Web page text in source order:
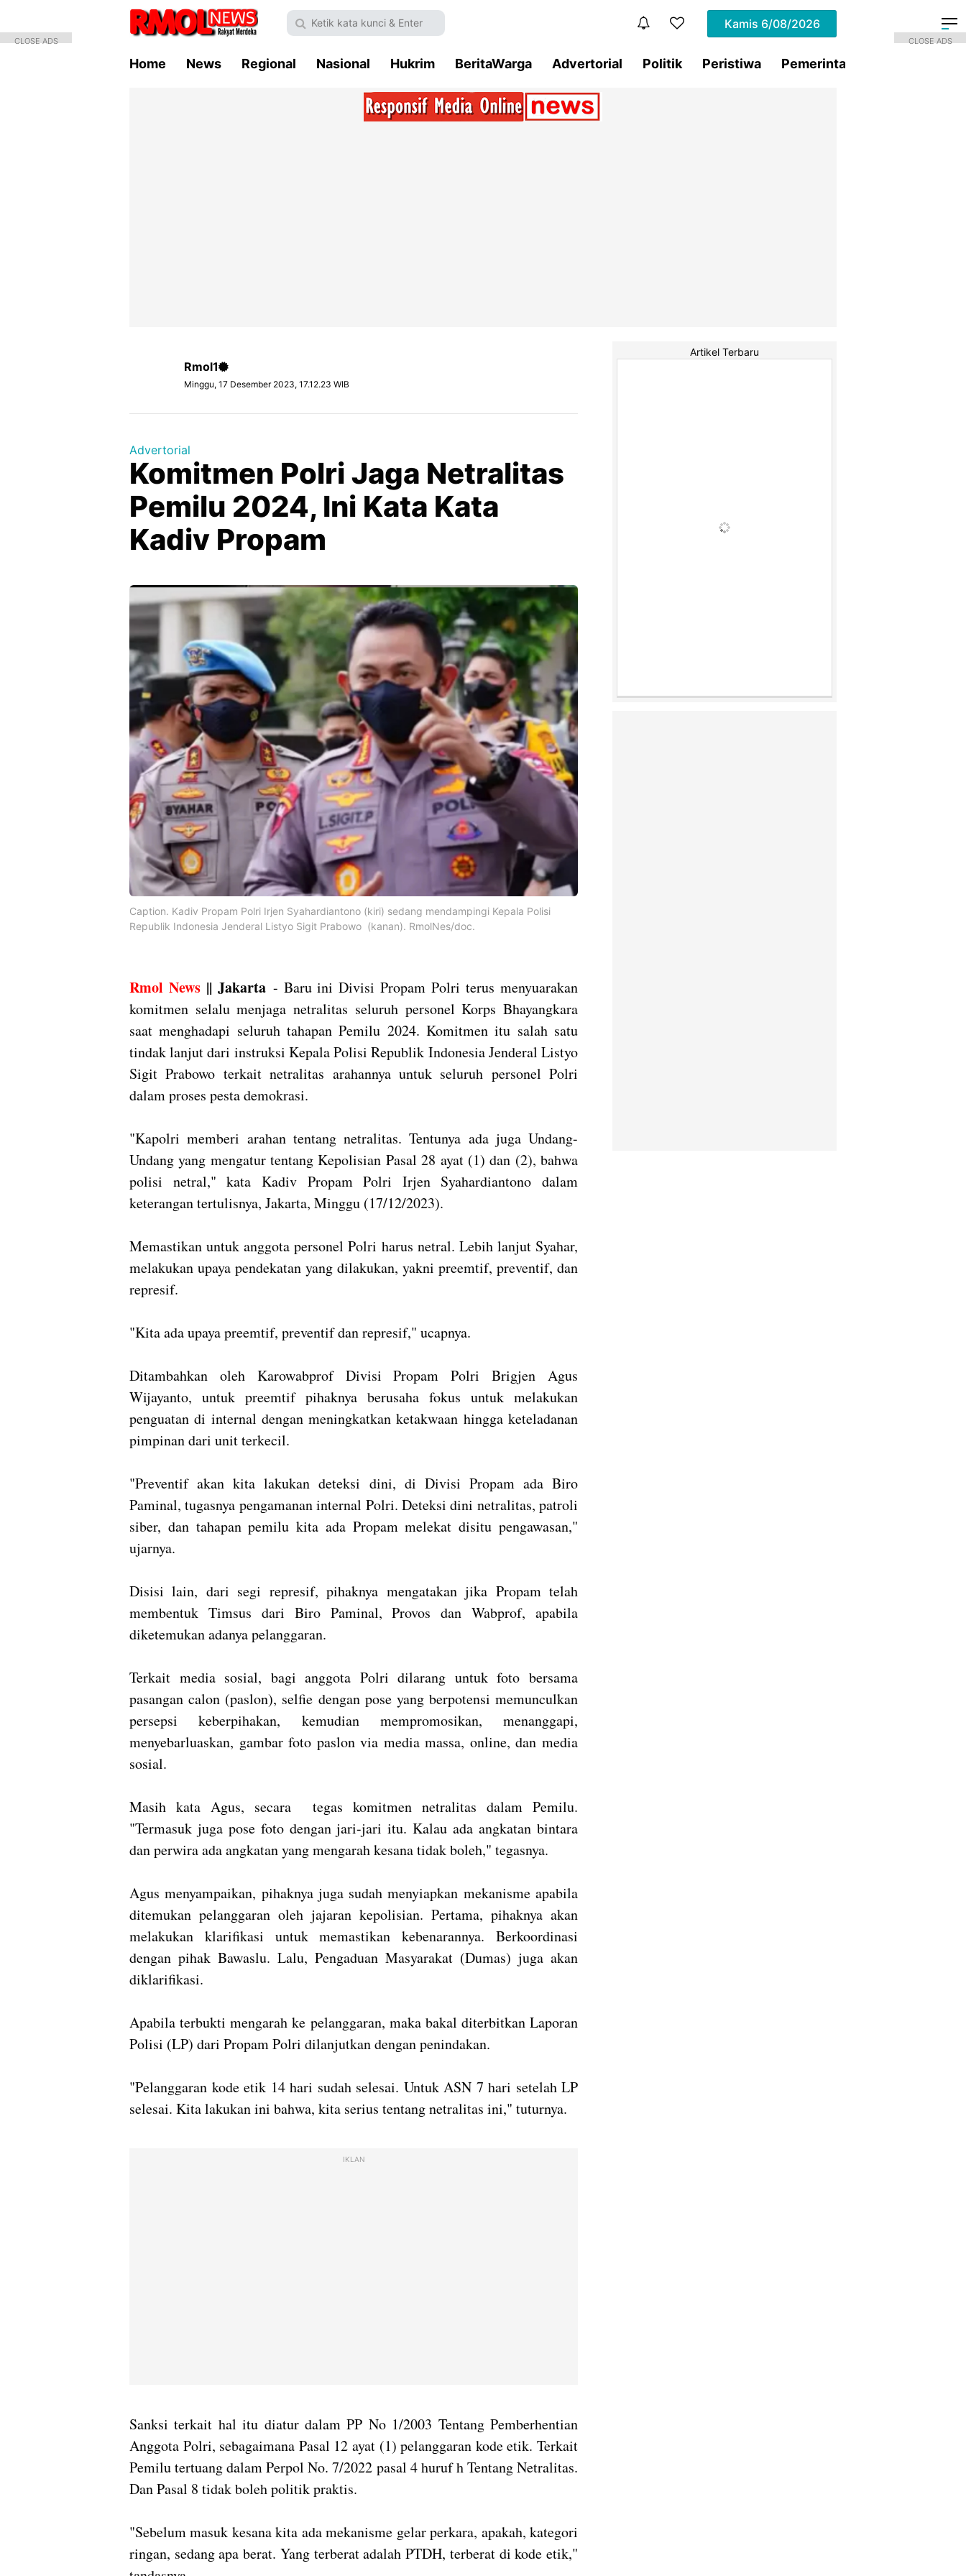
Kamis 6/08/2026
Home News Regional Nasional Hukrim BeritaWarga Advertorial Politik Peristiwa Pemerintahan
Rmol1
Minggu, 17 Desember 2023, 17.12.23 WIB
Advertorial
Komitmen Polri Jaga Netralitas
Pemilu 2024, Ini Kata Kata
Kadiv Propam
Caption. Kadiv Propam Polri Irjen Syahardiantono (kiri) sedang mendampingi Kepala Polisi
Republik Indonesia Jenderal Listyo Sigit Prabowo (kanan). RmolNes/doc.
Rmol News|| Jakarta - Baru ini Divisi Propam Polri terus menyuarakan
komitmen selalu menjaga netralitas seluruh personel Korps Bhayangkara
saat menghadapi seluruh tahapan Pemilu 2024. Komitmen itu salah satu
tindak lanjut dari instruksi Kepala Polisi Republik Indonesia Jenderal Listyo
Sigit Prabowo terkait netralitas arahannya untuk seluruh personel Polri
dalam proses pesta demokrasi.
"Kapolri memberi arahan tentang netralitas. Tentunya ada juga Undang-
Undang yang mengatur tentang Kepolisian Pasal 28 ayat (1) dan (2), bahwa
polisi netral," kata Kadiv Propam Polri Irjen Syahardiantono dalam
keterangan tertulisnya, Jakarta, Minggu (17/12/2023).
Memastikan untuk anggota personel Polri harus netral. Lebih lanjut Syahar,
melakukan upaya pendekatan yang dilakukan, yakni preemtif, preventif, dan
represif.
"Kita ada upaya preemtif, preventif dan represif," ucapnya.
Ditambahkan oleh Karowabprof Divisi Propam Polri Brigjen Agus
Wijayanto, untuk preemtif pihaknya berusaha fokus untuk melakukan
penguatan di internal dengan meningkatkan ketakwaan hingga keteladanan
pimpinan dari unit terkecil.
"Preventif akan kita lakukan deteksi dini, di Divisi Propam ada Biro
Paminal, tugasnya pengamanan internal Polri. Deteksi dini netralitas, patroli
siber, dan tahapan pemilu kita ada Propam melekat disitu pengawasan,"
ujarnya.
Disisi lain, dari segi represif, pihaknya mengatakan jika Propam telah
membentuk Timsus dari Biro Paminal, Provos dan Wabprof, apabila
diketemukan adanya pelanggaran.
Terkait media sosial, bagi anggota Polri dilarang untuk foto bersama
pasangan calon (paslon), selfie dengan pose yang berpotensi memunculkan
persepsi keberpihakan, kemudian mempromosikan, menanggapi,
menyebarluaskan, gambar foto paslon via media massa, online, dan media
sosial.
Masih kata Agus, secara tegas komitmen netralitas dalam Pemilu.
"Termasuk juga pose foto dengan jari-jari itu. Kalau ada angkatan bintara
dan perwira ada angkatan yang mengarah kesana tidak boleh," tegasnya.
Agus menyampaikan, pihaknya juga sudah menyiapkan mekanisme apabila
ditemukan pelanggaran oleh jajaran kepolisian. Pertama, pihaknya akan
melakukan klarifikasi untuk memastikan kebenarannya. Berkoordinasi
dengan pihak Bawaslu. Lalu, Pengaduan Masyarakat (Dumas) juga akan
diklarifikasi.
Apabila terbukti mengarah ke pelanggaran, maka bakal diterbitkan Laporan
Polisi (LP) dari Propam Polri dilanjutkan dengan penindakan.
"Pelanggaran kode etik 14 hari sudah selesai. Untuk ASN 7 hari setelah LP
selesai. Kita lakukan ini bahwa, kita serius tentang netralitas ini," tuturnya.
IKLAN
Sanksi terkait hal itu diatur dalam PP No 1/2003 Tentang Pemberhentian
Anggota Polri, sebagaimana Pasal 12 ayat (1) pelanggaran kode etik. Terkait
Pemilu tertuang dalam Perpol No. 7/2022 pasal 4 huruf h Tentang Netralitas.
Dan Pasal 8 tidak boleh politik praktis.
"Sebelum masuk kesana kita ada mekanisme gelar perkara, apakah, kategori
ringan, sedang apa berat. Yang terberat adalah PTDH, terberat di kode etik,"
Artikel Terbaru
CLOSE ADS CLOSE ADS